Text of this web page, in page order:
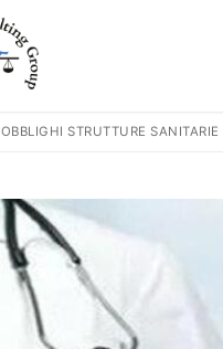
OBBLIGHI STRUTTURE SANITARIE